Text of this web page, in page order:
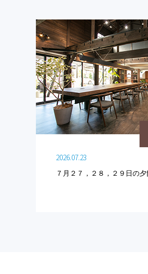
2026.07.23
７月２７，２８，２９日の